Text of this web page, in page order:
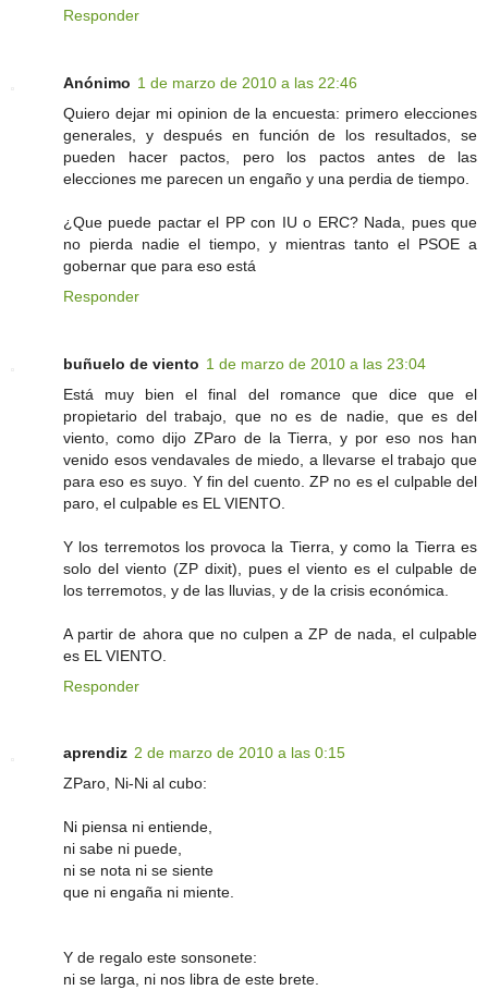
Responder
Anónimo 1 de marzo de 2010 a las 22:46
Quiero dejar mi opinion de la encuesta: primero elecciones
generales, y después en función de los resultados, se
pueden hacer pactos, pero los pactos antes de las
elecciones me parecen un engaño y una perdia de tiempo.
¿Que puede pactar el PP con IU o ERC? Nada, pues que
no pierda nadie el tiempo, y mientras tanto el PSOE a
gobernar que para eso está
Responder
buñuelo de viento 1 de marzo de 2010 a las 23:04
Está muy bien el final del romance que dice que el
propietario del trabajo, que no es de nadie, que es del
viento, como dijo ZParo de la Tierra, y por eso nos han
venido esos vendavales de miedo, a llevarse el trabajo que
para eso es suyo. Y fin del cuento. ZP no es el culpable del
paro, el culpable es EL VIENTO.
Y los terremotos los provoca la Tierra, y como la Tierra es
solo del viento (ZP dixit), pues el viento es el culpable de
los terremotos, y de las lluvias, y de la crisis económica.
A partir de ahora que no culpen a ZP de nada, el culpable
es EL VIENTO.
Responder
aprendiz 2 de marzo de 2010 a las 0:15
ZParo, Ni-Ni al cubo:
Ni piensa ni entiende,
ni sabe ni puede,
ni se nota ni se siente
que ni engaña ni miente.
Y de regalo este sonsonete:
ni se larga, ni nos libra de este brete.